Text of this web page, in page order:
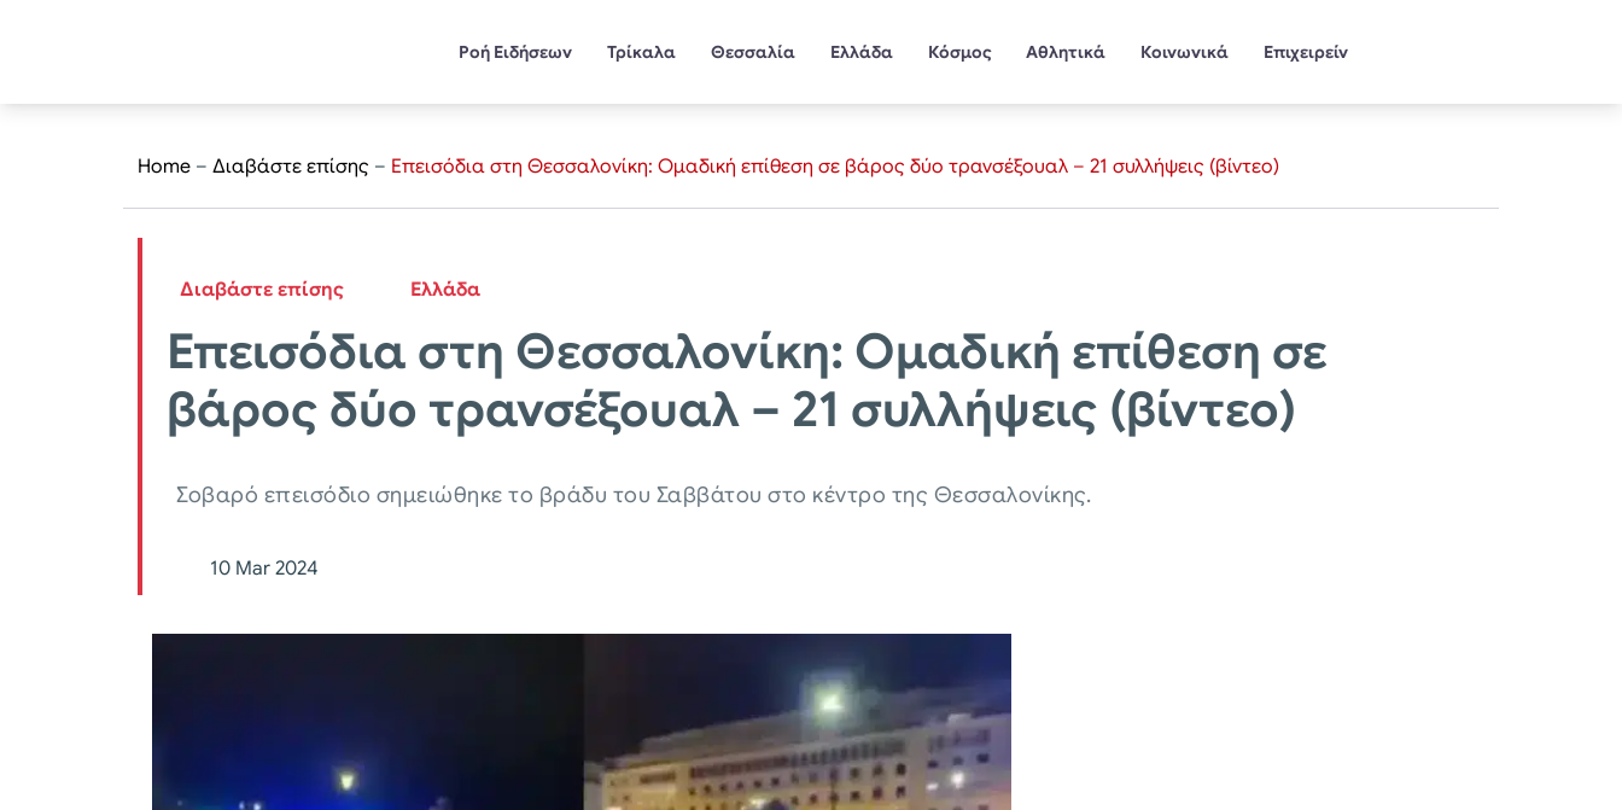
Ροή Ειδήσεων Τρίκαλα Θεσσαλία Ελλάδα Κόσμος Αθλητικά Κοινωνικά Επιχειρείν
Home – Διαβάστε επίσης – Επεισόδια στη Θεσσαλονίκη: Ομαδική επίθεση σε βάρος δύο τρανσέξουαλ – 21 συλλήψεις (βίντεο)
Διαβάστε επίσης Ελλάδα
Επεισόδια στη Θεσσαλονίκη: Ομαδική επίθεση σε
βάρος δύο τρανσέξουαλ – 21 συλλήψεις (βίντεο)
Σοβαρό επεισόδιο σημειώθηκε το βράδυ του Σαββάτου στο κέντρο της Θεσσαλονίκης.
10 Mar 2024